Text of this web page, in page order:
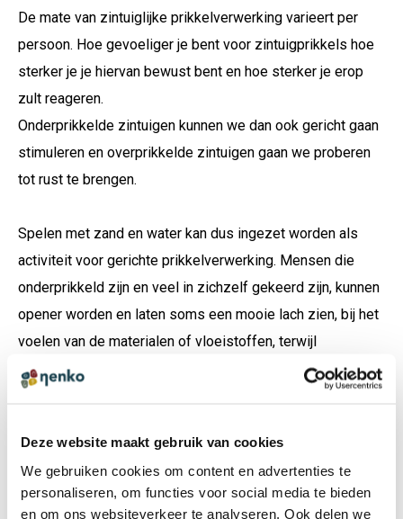
Deze website maakt gebruik van cookies
We gebruiken cookies om content en advertenties te
personaliseren, om functies voor social media te bieden
en om ons websiteverkeer te analyseren. Ook delen we
De mate van zintuiglijke prikkelverwerking varieert per
persoon. Hoe gevoeliger je bent voor zintuigprikkels hoe
sterker je je hiervan bewust bent en hoe sterker je erop
zult reageren.
Onderprikkelde zintuigen kunnen we dan ook gericht gaan
stimuleren en overprikkelde zintuigen gaan we proberen
tot rust te brengen.
Spelen met zand en water kan dus ingezet worden als
activiteit voor gerichte prikkelverwerking. Mensen die
onderprikkeld zijn en veel in zichzelf gekeerd zijn, kunnen
opener worden en laten soms een mooie lach zien, bij het
voelen van de materialen of vloeistoffen, terwijl
overprikkelde mensen juist tot rust kunnen komen doordat
zij zich focussen op één activiteit, waarbij het tactiele
doelloos - gespeeld kan worden.
Sensopathisch spel, friemelen en voelen aan diverse
materialen zonder doel, helpt dus om tot rust te komen en